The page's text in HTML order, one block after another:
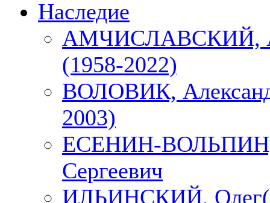
Наследие
АМЧИСЛАВСКИЙ,
(1958-2022)
ВОЛОВИК,
2003)
ЕСЕНИН-ВОЛЬПИН,
Сергеевич
ИЛЬИНСКИЙ,